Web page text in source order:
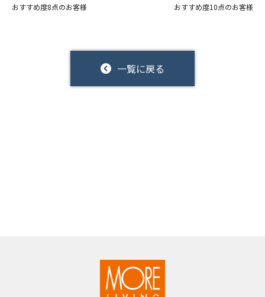
おすすめ度8点のお客様
一覧に戻る
おすすめ度10点のお客様